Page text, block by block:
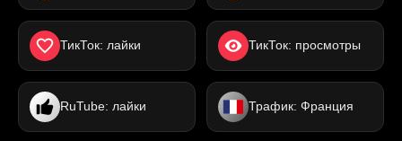
ТикТок: лайки ТикТок: просмотры
RuTube: лайки Трафик: Франция